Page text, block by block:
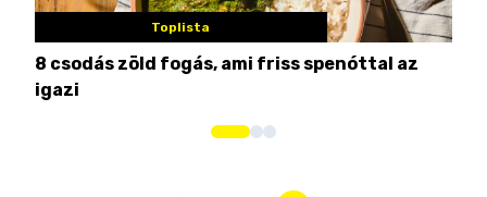
Toplista
8 csodás zöld fogás, ami friss spenóttal az
igazi